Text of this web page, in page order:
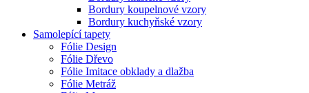
Bordury koupelnové vzory
Bordury kuchyňské vzory
Samolepící tapety
Fólie Design
Fólie Dřevo
Fólie Imitace obklady a dlažba
Fólie Metráž